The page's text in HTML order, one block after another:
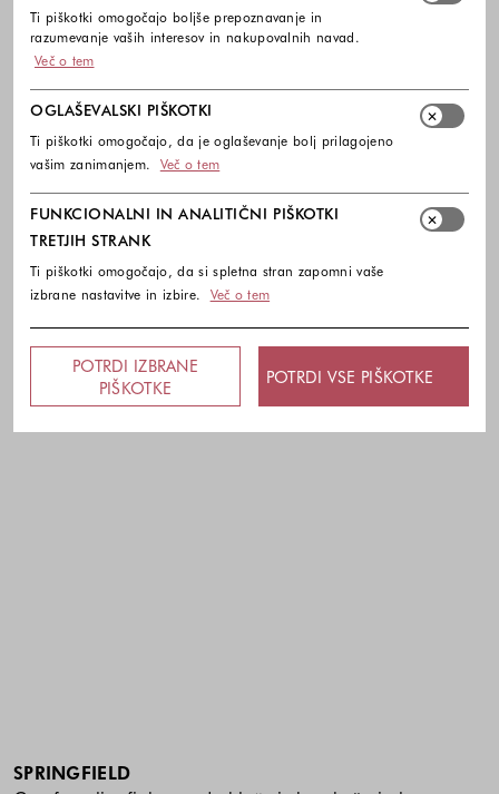
SPRINGFIELD
Ti piškotki omogočajo boljše prepoznavanje in
razumevanje vaših interesov in nakupovalnih navad.
Več o tem
OGLAŠEVALSKI PIŠKOTKI
Ti piškotki omogočajo, da je oglaševanje bolj prilagojeno
vašim zanimanjem.
Več o tem
FUNKCIONALNI IN ANALITIČNI PIŠKOTKI
TRETJIH STRANK
Ti piškotki omogočajo, da si spletna stran zapomni vaše
izbrane nastavitve in izbire.
Več o tem
POTRDI IZBRANE
PIŠKOTKE
POTRDI VSE PIŠKOTKE